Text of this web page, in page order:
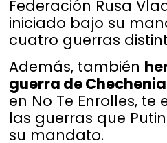
Federación Rusa
iniciado bajo su
cuatro guerras
Además, también
guerra de Chechenia
en No Te Enrolles,
las guerras que
su mandato.